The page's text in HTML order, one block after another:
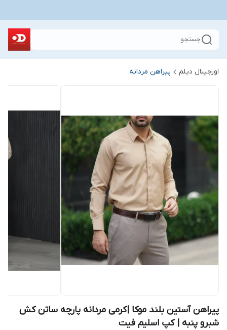
جستجو
اورجینال دیلم پیراهن مردانه
پیراهن آستین بلند موکا |کرمی مردانه پارچه ساتن کش
شبرو پنبه | کپ اسلیم فیت